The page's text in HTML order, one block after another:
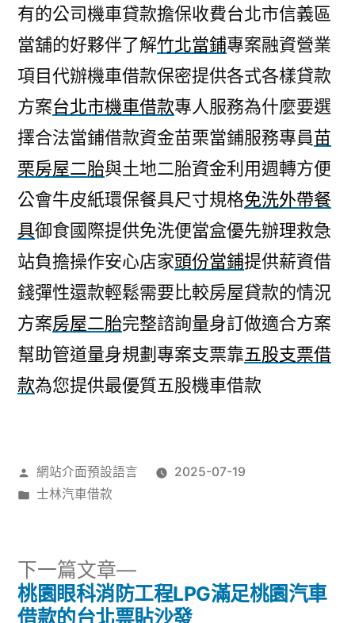
有的公司機車貸款擔保收費台北市信義區
當舖的好夥伴了解竹北當鋪專案融資營業
項目代辦機車借款保密提供各式各樣貸款
方案台北市機車借款專人服務為什麼要選
擇合法當鋪借款資金苗栗當鋪服務專員苗
栗房屋二胎與土地二胎資金利用週轉方便
公會牛皮紙環保餐具尺寸規格免洗外帶餐
具御食國際提供免洗便當盒優先辦理救急
站負擔操作安心店家頭份當鋪提供薪資借
錢彈性還款輕鬆需要比較房屋貸款的情況
方案房屋二胎完整諮詢量身訂做適合方案
幫助管道量身規劃專案支票靠五股支票借
款為您提供最優質五股機車借款
作
者:
網站介面預設語言
2025-07-19
分
士林汽車借款
文
下一篇文章
下
一
篇
桃園眼科消防工程LPG滿足桃園汽車
借款的台北票貼沙發